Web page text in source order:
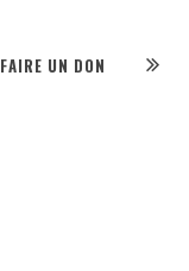
FAIRE UN DON